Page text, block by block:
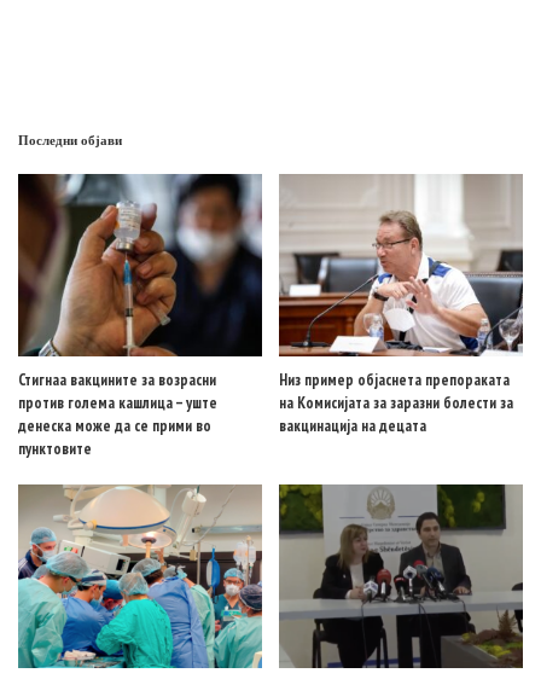
Последни објави
Стигнаа вакцините за возрасни
против голема кашлица – уште
денеска може да се прими во
пунктовите
Низ пример објаснета препораката
на Комисијата за заразни болести за
вакцинација на децата